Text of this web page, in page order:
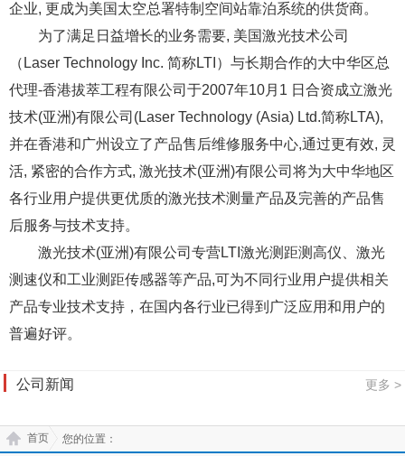
企业, 更成为美国太空总署特制空间站靠泊系统的供货商。
为了满足日益增长的业务需要, 美国激光技术公司
（Laser Technology Inc. 简称LTI）与长期合作的大中华区总
代理-香港拔萃工程有限公司于2007年10月1 日合资成立激光
技术(亚洲)有限公司(Laser Technology (Asia) Ltd.简称LTA),
并在香港和广州设立了产品售后维修服务中心,通过更有效, 灵
活, 紧密的合作方式, 激光技术(亚洲)有限公司将为大中华地区
各行业用户提供更优质的激光技术测量产品及完善的产品售
后服务与技术支持。
激光技术(亚洲)有限公司专营LTI激光测距测高仪、激光
测速仪和工业测距传感器等产品,可为不同行业用户提供相关
产品专业技术支持，在国内各行业已得到广泛应用和用户的
普遍好评。
公司新闻 更多 >
您的位置：
首页